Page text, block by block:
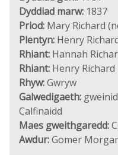
Dyddiad marw: 1837
Priod: Mary Richard
Plentyn: Henry
Rhiant: Hannah
Rhiant: Henry Richard
Rhyw:Gwryw
Galwedigaeth:
Calfinaidd
Maes gweithgaredd:
Awdur:Gomer